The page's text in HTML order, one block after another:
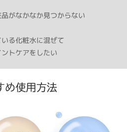
！
ていない安全で高品質な豚なのです。
レードの高いＧＰ・ＧＧＰグレードのＳ
余すことなく抽出！
れた抽出方法で、旧ソ連のフィラトフ教
らだに埋め込む療法からヒントを得て開
がなかなか見つからない
る化粧水に混ぜて
トケアをしたい